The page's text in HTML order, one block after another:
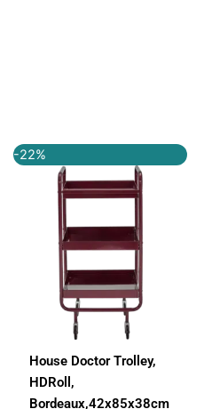
-22%
House Doctor Trolley,
HDRoll,
Bordeaux,42x85x38cm
oprindelige
pris
var:
aktuelle
pris
er: